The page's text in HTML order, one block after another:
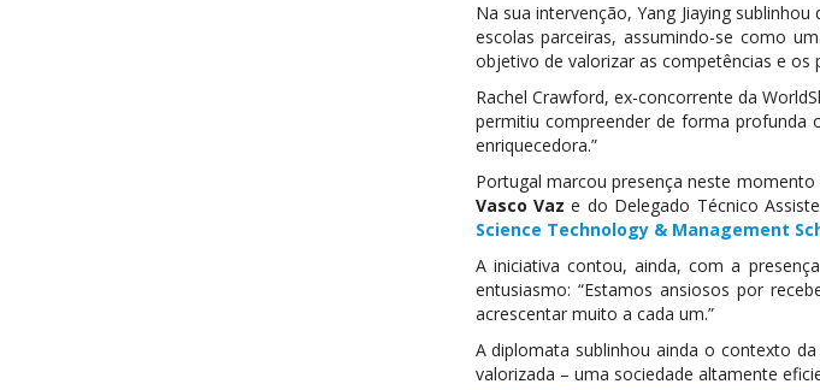
Na sua intervenção, Yang Jiaying
escolas parceiras, assumindo-se como
objetivo de valorizar as competências e os
Rachel Crawford, ex-concorrente da
permitiu compreender de forma profunda
enriquecedora.”
Portugal marcou presença neste
Vasco Vaz e do Delegado Técnico
Science Technology & Management
A iniciativa contou, ainda, com a
entusiasmo: “Estamos ansiosos por
acrescentar muito a cada um.”
A diplomata sublinhou ainda o contexto
valorizada – uma sociedade altamente